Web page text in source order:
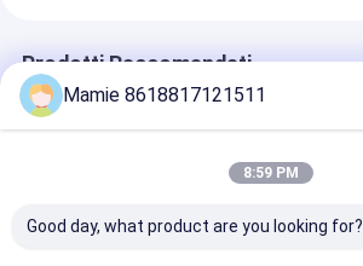
Prodotti Raccomandati
Mamie 8618817121511
8:59 PM
Good day, what product are you looking for?